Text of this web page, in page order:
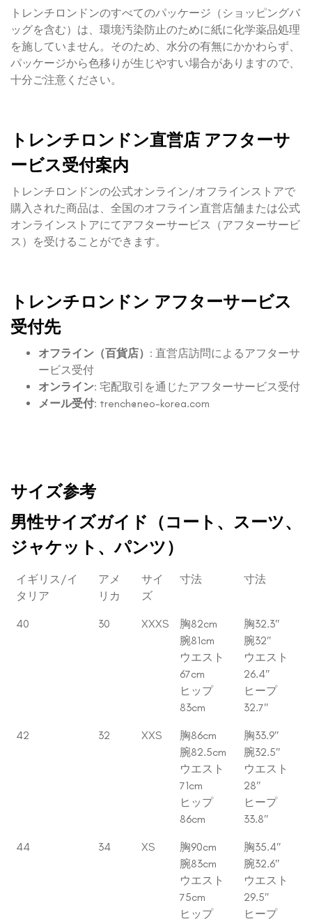
トレンチロンドンのすべてのパッケージ（ショッピングバ
ッグを含む）は、環境汚染防止のために紙に化学薬品処理
を施していません。そのため、水分の有無にかかわらず、
パッケージから色移りが生じやすい場合がありますので、
十分ご注意ください。
トレンチロンドン直営店 アフターサ
ービス受付案内
トレンチロンドンの公式オンライン/オフラインストアで
購入された商品は、全国のオフライン直営店舗または公式
オンラインストアにてアフターサービス（アフターサービ
ス）を受けることができます。
トレンチロンドン アフターサービス
受付先
オフライン（百貨店） : 直営店訪問によるアフターサ
ービス受付
オンライン: 宅配取引を通じたアフターサービス受付
メール受付: trench@neo-korea.com
サイズ参考
男性サイズガイド（コート、スーツ、
ジャケット、パンツ）
イギリス/イ
タリア
アメ
リカ
サイ
ズ
寸法 寸法
40 30 XXXS
胸82cm
腕81cm
ウエスト
67cm
ヒップ
83cm
胸32.3″
腕32″
ウエスト
26.4″
ヒープ
32.7″
42 32 XXS
胸86cm
腕82.5cm
ウエスト
71cm
ヒップ
86cm
胸33.9″
腕32.5″
ウエスト
28″
ヒープ
33.8″
44 34 XS
胸90cm
腕83cm
ウエスト
75cm
ヒップ
胸35.4″
腕32.6″
ウエスト
29.5″
ヒープ